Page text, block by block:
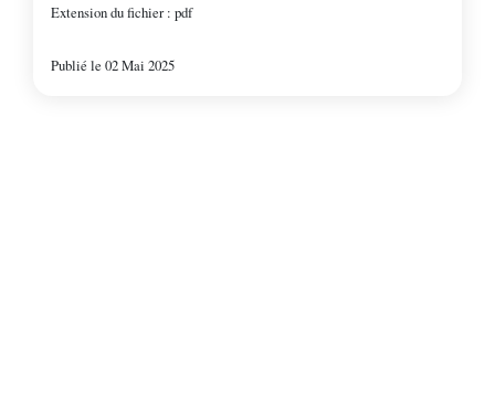
Extension du fichier : pdf
Publié le 02 Mai 2025